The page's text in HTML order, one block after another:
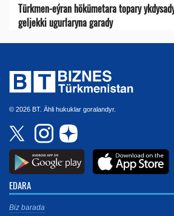
Türkmen-eýran hökümetara topary
geljekki ugurlaryna garady
© 2026 BT. Ähli hukuklar goralandyr.
EDARA
Biz barada